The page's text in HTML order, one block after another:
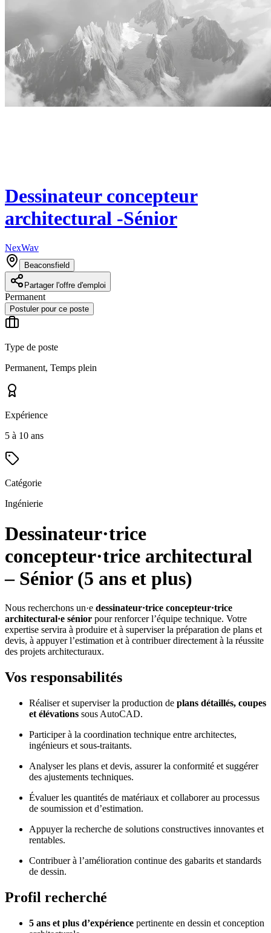
Dessinateur concepteur
architectural -Sénior
NexWav
Beaconsfield
Partager l'offre d'emploi
Permanent
Postuler pour ce poste
Type de poste
Permanent, Temps plein
Expérience
5 à 10 ans
Catégorie
Ingénierie
Dessinateur·trice
concepteur·trice architectural
– Sénior (5 ans et plus)
Nous recherchons un·e dessinateur·trice concepteur·trice
architectural·e sénior pour renforcer l’équipe technique. Votre
expertise servira à produire et à superviser la préparation de plans et
devis, à appuyer l’estimation et à contribuer directement à la réussite
des projets architecturaux.
Vos responsabilités
Réaliser et superviser la production de plans détaillés, coupes
et élévations sous AutoCAD.
Participer à la coordination technique entre architectes,
ingénieurs et sous-traitants.
Analyser les plans et devis, assurer la conformité et suggérer
des ajustements techniques.
Évaluer les quantités de matériaux et collaborer au processus
de soumission et d’estimation.
Appuyer la recherche de solutions constructives innovantes et
rentables.
Contribuer à l’amélioration continue des gabarits et standards
de dessin.
Profil recherché
5 ans et plus d’expérience pertinente en dessin et conception